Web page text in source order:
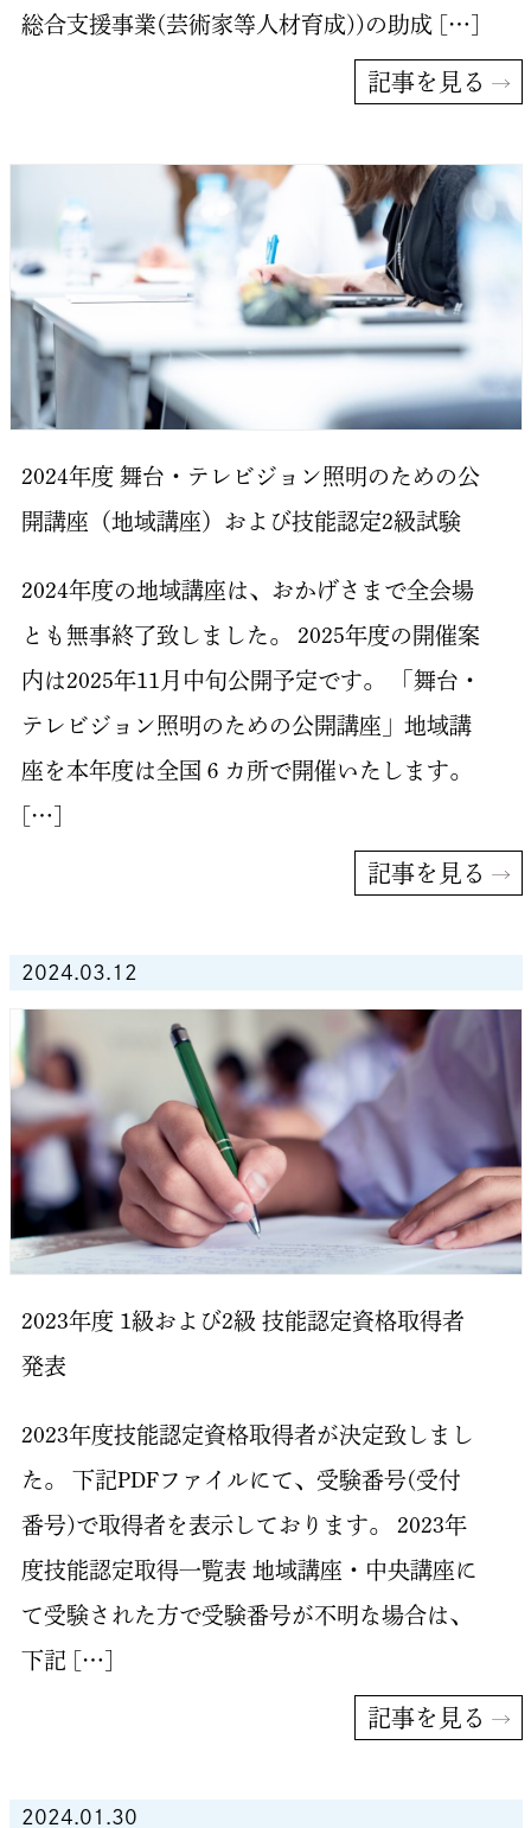
総合支援事業(芸術家等人材育成))の助成 […]
記事を見る
2024年度 舞台・テレビジョン照明のための公
開講座（地域講座）および技能認定2級試験
2024年度の地域講座は、おかげさまで全会場
とも無事終了致しました。 2025年度の開催案
内は2025年11月中旬公開予定です。 「舞台・
テレビジョン照明のための公開講座」地域講
座を本年度は全国６カ所で開催いたします。
[…]
記事を見る
2024.03.12
2023年度 1級および2級 技能認定資格取得者
発表
2023年度技能認定資格取得者が決定致しまし
た。 下記PDFファイルにて、受験番号(受付
番号)で取得者を表示しております。 2023年
度技能認定取得一覧表 地域講座・中央講座に
て受験された方で受験番号が不明な場合は、
下記 […]
記事を見る
2024.01.30